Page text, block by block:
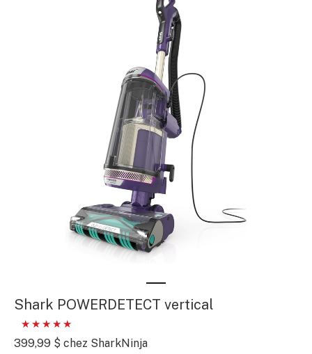
Shark POWERDETECT vertical
399,99 $ chez SharkNinja